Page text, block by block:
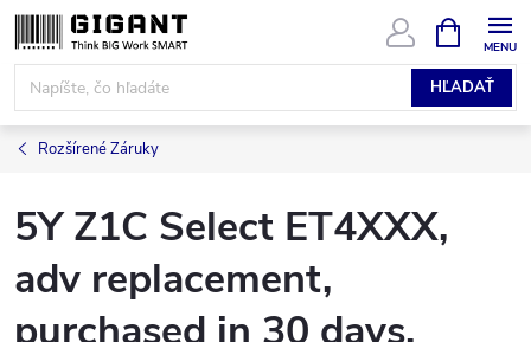
Prejsť
na
obsah
HĽADAŤ
KOŠÍK
Rozšírené Záruky
5Y Z1C Select ET4XXX,
adv replacement,